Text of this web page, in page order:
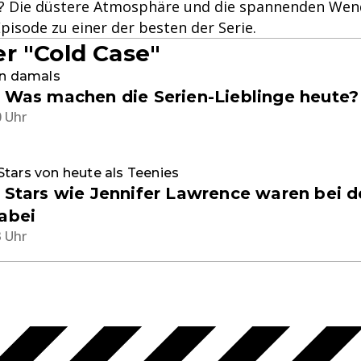
Die düstere Atmosphäre und die spannenden
zu einer der besten der Serie.
"Cold Case"
damals
Was machen die Serien-Lieblinge heute?
Uhr
von heute als Teenies
Stars wie Jennifer Lawrence waren bei
Uhr